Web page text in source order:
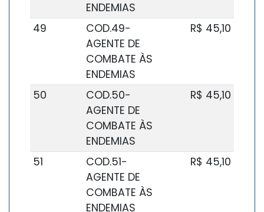
ENDEMIAS
49
COD.49-
AGENTE DE
COMBATE ÀS
ENDEMIAS
R$ 45,10
50
COD.50-
AGENTE DE
COMBATE ÀS
ENDEMIAS
R$ 45,10
51
COD.51-
AGENTE DE
COMBATE ÀS
ENDEMIAS
R$ 45,10